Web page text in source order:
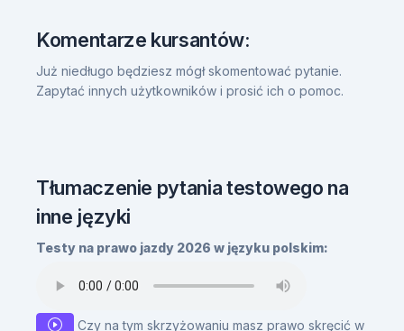
Komentarze kursantów:
Już niedługo będziesz mógł skomentować pytanie.
Zapytać innych użytkowników i prosić ich o pomoc.
Tłumaczenie pytania testowego na
inne języki
Testy na prawo jazdy 2026 w języku polskim:
Czy na tym skrzyżowaniu masz prawo skręcić w